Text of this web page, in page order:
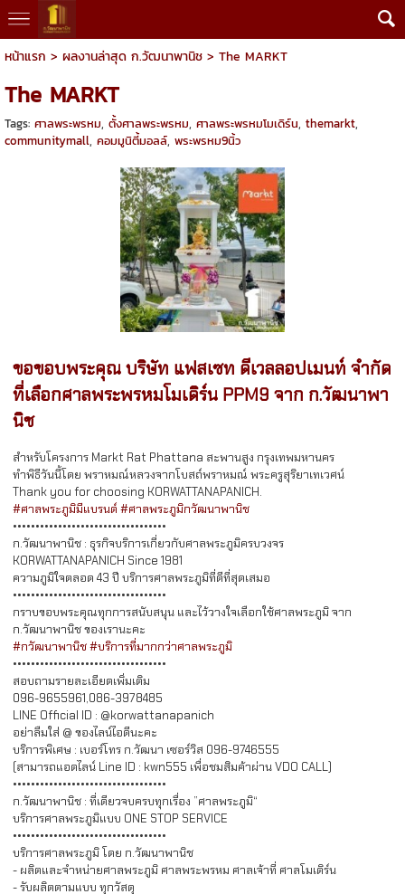
หน้าแรก > ผลงานล่าสุด ก.วัฒนาพานิช> The MARKT
The MARKT
Tags: ศาลพระพรหม, ตั้งศาลพระพรหม, ศาลพระพรหมโมเดิร์น, themarkt,
communitymall, คอมมูนิตี้มอลล์, พระพรหม9นิ้ว
ขอขอบพระคุณ บริษัท แฟสเซท ดีเวลลอปเมนท์ จำกัด
ที่เลือกศาลพระพรหมโมเดิร์น PPM9 จาก ก.วัฒนาพา
นิช
สำหรับโครงการ Markt Rat Phattana สะพานสูง กรุงเทพมหานคร
ทำพิธีวันนี้โดย พราหมณ์หลวงจากโบสถ์พราหมณ์ พระครูสุริยาเทเวศน์
Thank you for choosing KORWATTANAPANICH.
#ศาลพระภูมิมีแบรนด์ #ศาลพระภูมิกวัฒนาพานิช
••••••••••••••••••••••••••••••••••
ก.วัฒนาพานิช : ธุรกิจบริการเกี่ยวกับศาลพระภูมิครบวงจร
KORWATTANAPANICH Since 1981
ความภูมิใจตลอด 43 ปี บริการศาลพระภูมิที่ดีที่สุดเสมอ
••••••••••••••••••••••••••••••••••
กราบขอบพระคุณทุกการสนับสนุน และไว้วางใจเลือกใช้ศาลพระภูมิ จาก
ก.วัฒนาพานิช ของเรานะคะ
#กวัฒนาพานิช #บริการที่มากกว่าศาลพระภูมิ
••••••••••••••••••••••••••••••••••
สอบถามรายละเอียดเพิ่มเติม
096-9655961,086-3978485
LINE Official ID : @korwattanapanich
อย่าลืมใส่ @ ของไลน์ไอดีนะคะ
บริการพิเศษ : เบอร์โทร ก.วัฒนา เซอร์วิส 096-9746555
(สามารถแอดไลน์ Line ID : kwn555 เพื่อชมสิมค้าผ่าน VDO CALL)
••••••••••••••••••••••••••••••••••
ก.วัฒนาพานิช : ที่เดียวจบครบทุกเรื่อง ”ศาลพระภูมิ“
บริการศาลพระภูมิแบบ ONE STOP SERVICE
••••••••••••••••••••••••••••••••••
บริการศาลพระภูมิ โดย ก.วัฒนาพานิช
- ผลิตและจำหน่ายศาลพระภูมิ ศาลพระพรหม ศาลเจ้าที่ ศาลโมเดิร์น
- รับผลิตตามแบบ ทุกวัสดุ